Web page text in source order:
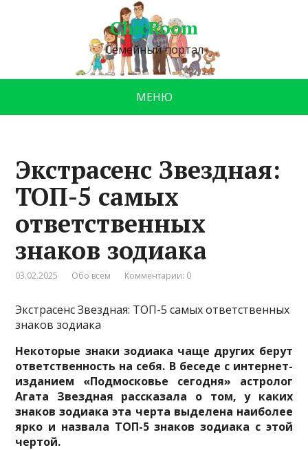
ChicRoom
Семейный портал
МЕНЮ
Экстрасенс Звездная:
ТОП-5 самых
ответственных
знаков зодиака
03.02.2025 Обо всем Комментарии: 0
Экстрасенс Звездная: ТОП-5 самых ответственных
знаков зодиака
Некоторые знаки зодиака чаще других берут
ответственность на себя. В беседе с интернет-
изданием «Подмосковье сегодня» астролог
Агата Звездная рассказала о том, у каких
знаков зодиака эта черта выделена наиболее
ярко и назвала ТОП-5 знаков зодиака с этой
чертой.